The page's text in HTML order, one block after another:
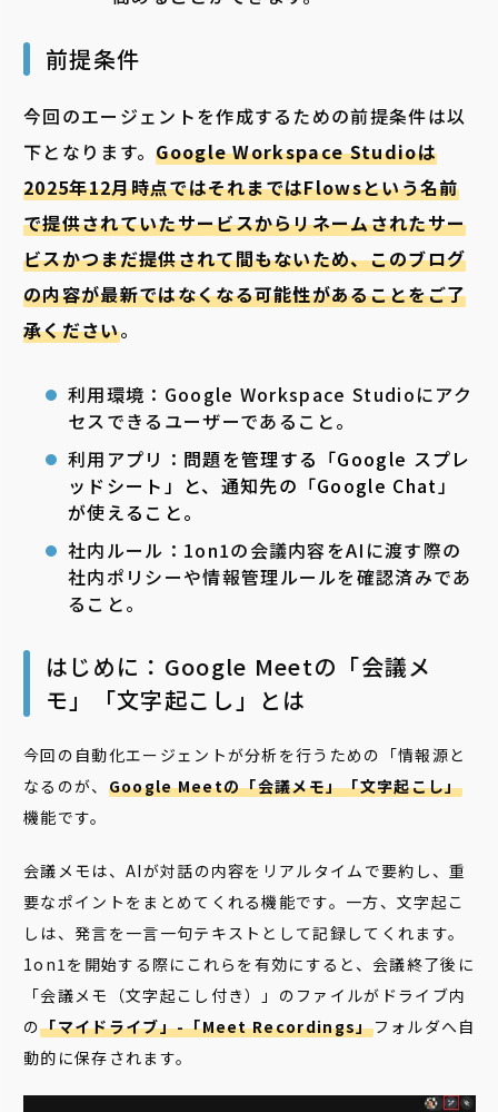
前提条件
今回のエージェントを作成するための前提条件は以
下となります。Google Workspace Studioは
2025年12月時点ではそれまではFlowsという名前
で提供されていたサービスからリネームされたサー
ビスかつまだ提供されて間もないため、このブログ
の内容が最新ではなくなる可能性があることをご了
承ください。
利用環境：Google Workspace Studioにアク
セスできるユーザーであること。
利用アプリ： 問題を管理する「Google スプレ
ッドシート」と、通知先の「Google Chat」
が使えること。
社内ルール：1on1の会議内容をAIに渡す際の
社内ポリシーや情報管理ルールを確認済みであ
ること。
はじめに：Google Meetの「会議メ
モ」「文字起こし」とは
今回の自動化エージェントが分析を行うための「情報源と
なるのが、 Google Meetの「会議メモ」「文字起こし」
機能です。
会議メモは、AIが対話の内容をリアルタイムで要約し、重
要なポイントをまとめてくれる機能です。一方、文字起こ
しは、発言を一言一句テキストとして記録してくれます。
1on1を開始する際にこれらを有効にすると、会議終了後に
「会議メモ（文字起こし付き）」のファイルがドライブ内
の「マイドライブ」-「Meet Recordings」フォルダへ自
動的に保存されます。